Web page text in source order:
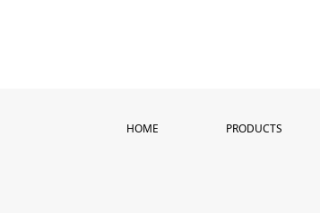
HOME PRODUCTS